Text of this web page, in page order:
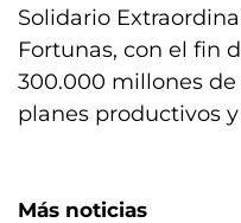
Solidario
Fortunas, con el fin
300.000 millones de
planes productivos
Más noticias